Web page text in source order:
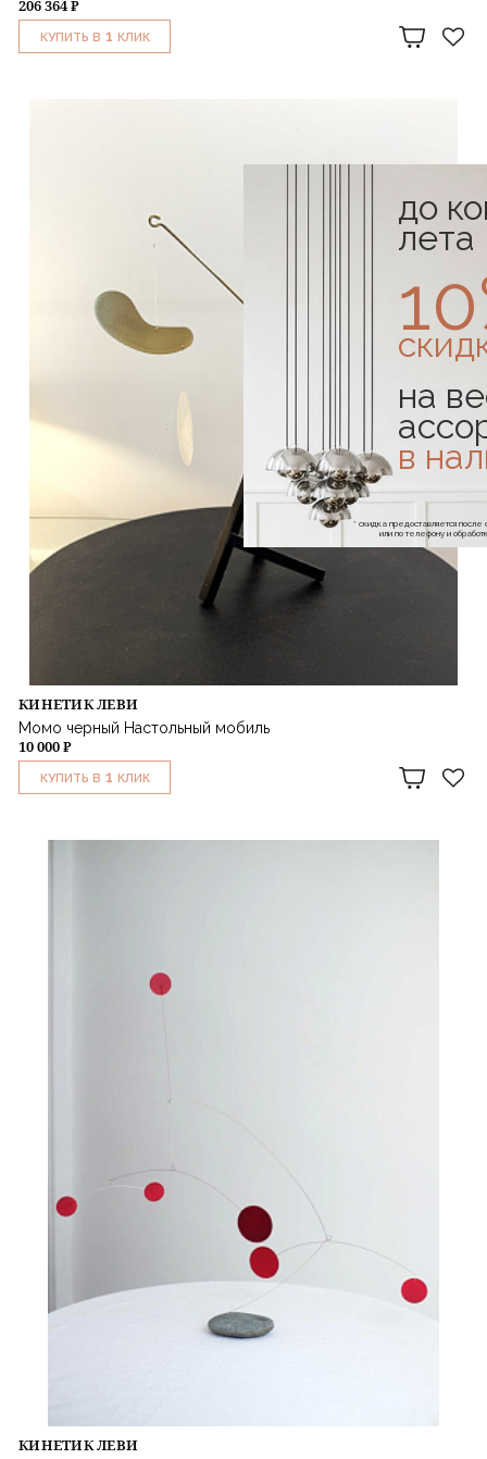
206 364 ₽
КУПИТЬ В 1 КЛИК
КИНЕТИК ЛЕВИ
Момо черный Настольный мобиль
10 000 ₽
КУПИТЬ В 1 КЛИК
КИНЕТИК ЛЕВИ
до
лета
на
в
* скидка предоставляется
или по телефону и